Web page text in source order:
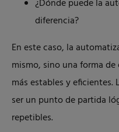
¿Dónde puede la
diferencia?
En este caso, la
mismo, sino una forma
más estables y eficientes.
ser un punto de partida
repetibles.